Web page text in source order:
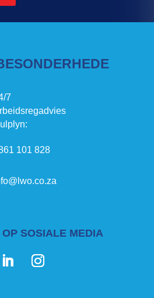
7
101 828
SOSIALE MEDIA